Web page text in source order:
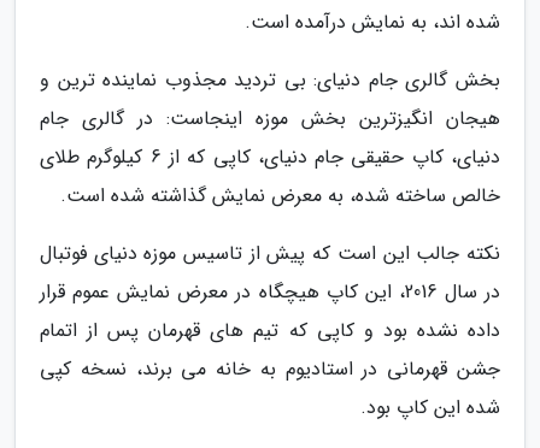
شده اند، به نمایش درآمده است.
بخش گالری جام دنیای: بی تردید مجذوب نماینده ترین و
هیجان انگیزترین بخش موزه اینجاست: در گالری جام
دنیای، کاپ حقیقی جام دنیای، کاپی که از 6 کیلوگرم طلای
خالص ساخته شده، به معرض نمایش گذاشته شده است.
نکته جالب این است که پیش از تاسیس موزه دنیای فوتبال
در سال 2016، این کاپ هیچگاه در معرض نمایش عموم قرار
داده نشده بود و کاپی که تیم های قهرمان پس از اتمام
جشن قهرمانی در استادیوم به خانه می برند، نسخه کپی
شده این کاپ بود.